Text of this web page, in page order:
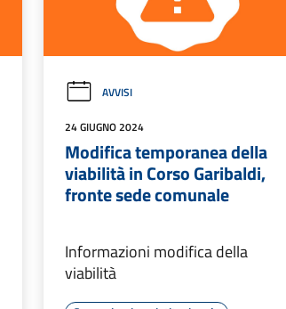
AVVISI
24 GIUGNO 2024
Modifica temporanea della
viabilità in Corso Garibaldi,
fronte sede comunale
Informazioni modifica della
viabilità